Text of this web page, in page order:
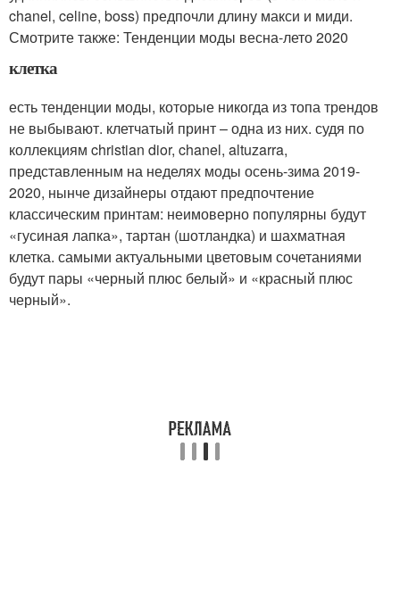
chanel, celine, boss) предпочли длину макси и миди.
Смотрите также: Тенденции моды весна-лето 2020
клетка
есть тенденции моды, которые никогда из топа трендов
не выбывают. клетчатый принт – одна из них. судя по
коллекциям christian dior, chanel, altuzarra,
представленным на неделях моды осень-зима 2019-
2020, нынче дизайнеры отдают предпочтение
классическим принтам: неимоверно популярны будут
«гусиная лапка», тартан (шотландка) и шахматная
клетка. самыми актуальными цветовым сочетаниями
будут пары «черный плюс белый» и «красный плюс
черный».